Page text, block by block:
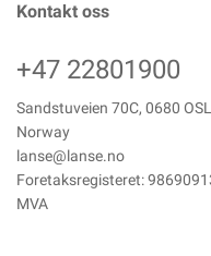
Kontakt oss
+47 22801900
Sandstuveien 70C, 0680
Norway
lanse@lanse.no
Foretaksregisteret:
MVA